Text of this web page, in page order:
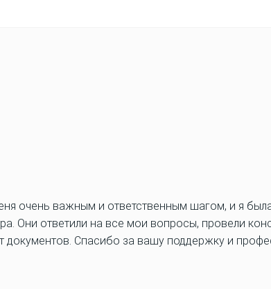
очень важным и ответственным шагом, и я
Они ответили на все мои вопросы, провели
документов. Спасибо за вашу поддержку и